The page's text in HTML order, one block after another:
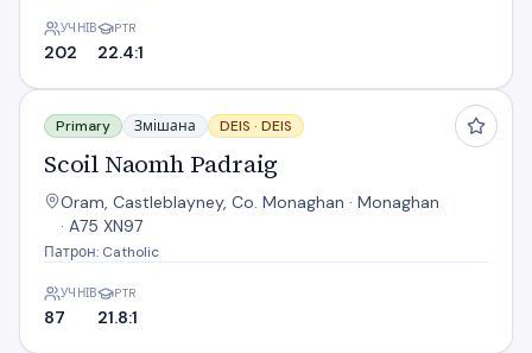
УЧНІВ
202
PTR
22.4:1
Scoil Naomh Padraig
Primary Змішана DEIS · DEIS
Scoil Naomh Padraig
Oram, Castleblayney, Co. Monaghan · Monaghan
· A75 XN97
Патрон: Catholic
УЧНІВ
87
PTR
21.8:1